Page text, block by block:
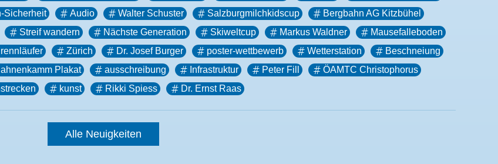
Sicherheit Audio Walter Schuster Salzburgmilchkidscup
Bergbahn AG Kitzbühel
Streif wandern Nächste Generation Skiweltcup Markus Waldner
Mausefalleboden
Zürich Dr. Josef Burger poster-wettbewerb Wetterstation
Beschneiung
Plakat ausschreibung Infrastruktur Peter Fill
ÖAMTC Christophorus
kunst Rikki Spiess Dr. Ernst Raas
Alle Neuigkeiten